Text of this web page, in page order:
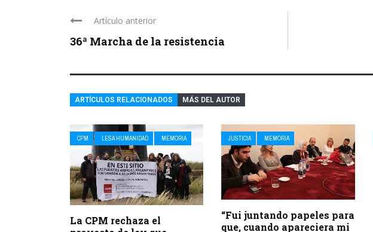
Artículo anterior
36ª Marcha de la resistencia
ARTÍCULOS RELACIONADOS MÁS DEL AUTOR
CPM LESA HUMANIDAD MEMORIA
La CPM rechaza el
JUSTICIA MEMORIA
“Fui juntando papeles para
que, cuando apareciera mi